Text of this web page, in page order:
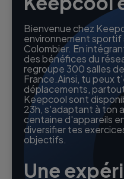
Bienvenue chez
environnement
Colombier. En
des bénéfices du
regroupe 300 salles
France.Ainsi, tu peux
déplacements,
Keepcool sont
23h, s'adaptant à ton
centaine d'appareils
diversifier tes
objectifs.
Une